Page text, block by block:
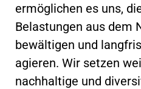
ermöglichen es uns,
Belastungen aus dem
bewältigen und
agieren. Wir setzen
nachhaltige und